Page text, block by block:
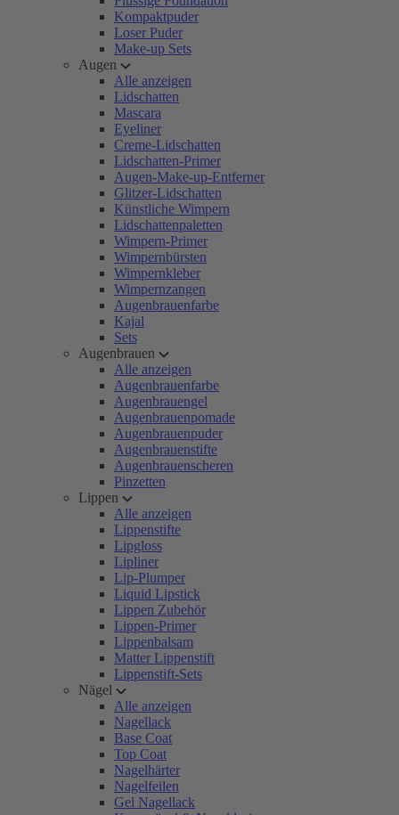
Kompaktpuder
Loser Puder
Make-up Sets
Augen
Alle anzeigen
Lidschatten
Mascara
Eyeliner
Creme-Lidschatten
Lidschatten-Primer
Augen-Make-up-Entferner
Glitzer-Lidschatten
Künstliche Wimpern
Lidschattenpaletten
Wimpern-Primer
Wimpernbürsten
Wimpernkleber
Wimpernzangen
Augenbrauenfarbe
Kajal
Sets
Augenbrauen
Alle anzeigen
Augenbrauenfarbe
Augenbrauengel
Augenbrauenpomade
Augenbrauenpuder
Augenbrauenstifte
Augenbrauenscheren
Pinzetten
Lippen
Alle anzeigen
Lippenstifte
Lipgloss
Lipliner
Lip-Plumper
Liquid Lipstick
Lippen Zubehör
Lippen-Primer
Lippenbalsam
Matter Lippenstift
Lippenstift-Sets
Nägel
Alle anzeigen
Nagellack
Base Coat
Top Coat
Nagelhärter
Nagelfeilen
Gel Nagellack